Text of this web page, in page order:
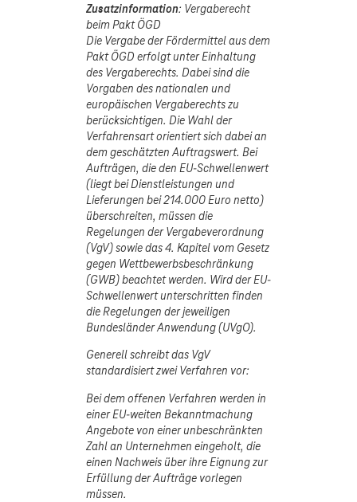
Zusatzinformation: Vergaberecht
beim Pakt ÖGD
Die Vergabe der Fördermittel aus dem
Pakt ÖGD erfolgt unter Einhaltung
des Vergaberechts. Dabei sind die
Vorgaben des nationalen und
europäischen Vergaberechts zu
berücksichtigen. Die Wahl der
Verfahrensart orientiert sich dabei an
dem geschätzten Auftragswert. Bei
Aufträgen, die den EU-Schwellenwert
(liegt bei Dienstleistungen und
Lieferungen bei 214.000 Euro netto)
überschreiten, müssen die
Regelungen der Vergabeverordnung
(VgV) sowie das 4. Kapitel vom Gesetz
gegen Wettbewerbsbeschränkung
(GWB) beachtet werden. Wird der EU-
Schwellenwert unterschritten finden
die Regelungen der jeweiligen
Bundesländer Anwendung (UVgO).
Generell schreibt das VgV
standardisiert zwei Verfahren vor:
Bei dem offenen Verfahren werden in
einer EU-weiten Bekanntmachung
Angebote von einer unbeschränkten
Zahl an Unternehmen eingeholt, die
einen Nachweis über ihre Eignung zur
Erfüllung der Aufträge vorlegen
müssen.